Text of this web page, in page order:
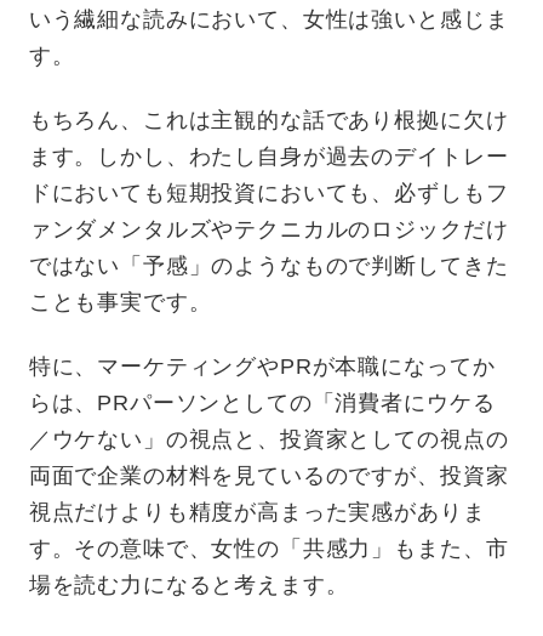
いう繊細な読みにおいて、女性は強いと感じま
す。
もちろん、これは主観的な話であり根拠に欠け
ます。しかし、わたし自身が過去のデイトレー
ドにおいても短期投資においても、必ずしもフ
ァンダメンタルズやテクニカルのロジックだけ
ではない「予感」のようなもので判断してきた
ことも事実です。
特に、マーケティングやPRが本職になってか
らは、PRパーソンとしての「消費者にウケる
／ウケない」の視点と、投資家としての視点の
両面で企業の材料を見ているのですが、投資家
視点だけよりも精度が高まった実感がありま
す。その意味で、女性の「共感力」もまた、市
場を読む力になると考えます。